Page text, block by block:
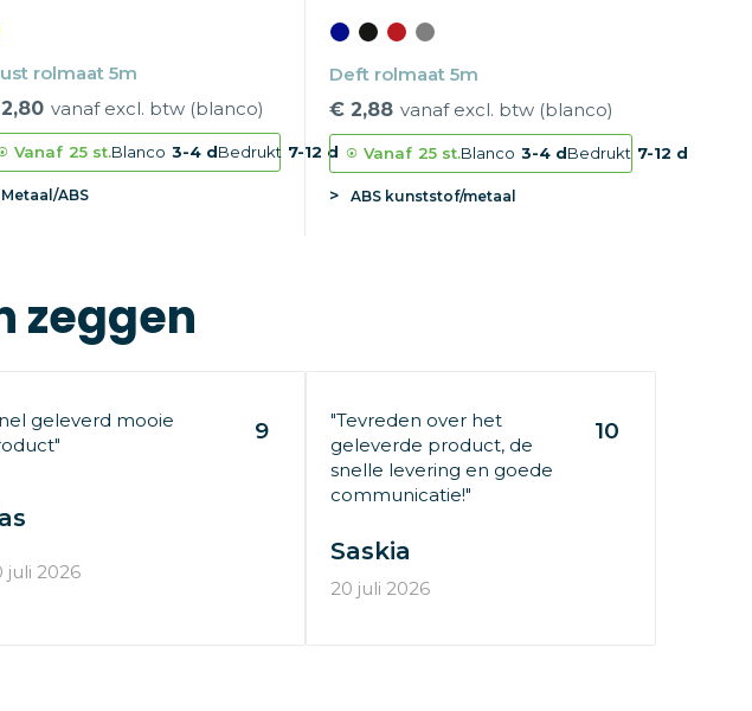
rolmaat 5m
vanaf excl. btw (blanco)
Vanaf 25 st.Blanco 3-4 dBedrukt 7-12 d
Metaal/ABS
Deft rolmaat 5m
€ 2,88 vanaf excl. btw (blanco)
Vanaf 25 st.Blanco 3-4 dBedrukt 7-12 d
ABS kunststof/metaal
zeggen
geleverd mooie
9
juli 2026
"Tevreden over het
geleverde product, de
snelle levering en goede
communicatie!"
10
Saskia
20 juli 2026